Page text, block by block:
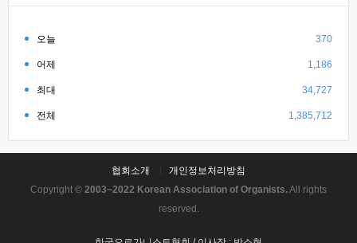
오늘 370
어제 1,186
최대 34,727
전체 1,385,712
협회소개
개인정보처리방침
Copyright © 2003~2022 Korean Association of Organists.All rights
reserved.